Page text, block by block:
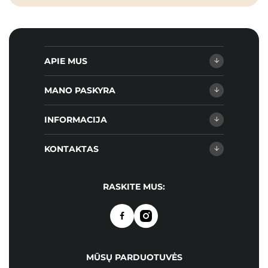
APIE MUS
MANO PASKYRA
INFORMACIJA
KONTAKTAS
RASKITE MUS:
MŪSŲ PARDUOTUVĖS